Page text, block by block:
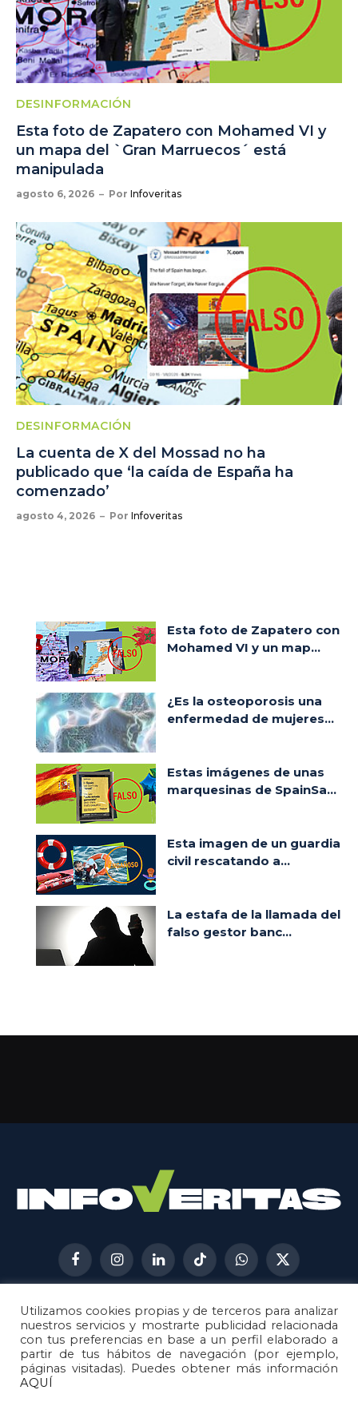
DESINFORMACIÓN
Esta foto de Zapatero con Mohamed VI y
un mapa del `Gran Marruecos´ está
manipulada
agosto 6, 2026 Por Infoveritas
DESINFORMACIÓN
La cuenta de X del Mossad no ha
publicado que ‘la caída de España ha
comenzado’
agosto 4, 2026 Por Infoveritas
Esta foto de Zapatero con
Mohamed VI y un map...
¿Es la osteoporosis una
enfermedad de mujeres...
Estas imágenes de unas
marquesinas de SpainSa...
Esta imagen de un guardia
civil rescatando a...
La estafa de la llamada del
falso gestor banc...
FacebookInstagramLinkedInTikTokWhatsApp
X
(Twitter)
AVISO LEGAL
METODOLOGÍA
POLÍTICA DE COOKIES
POLÍTICA DE CORRECCIONES
Utilizamos cookies propias y de terceros para analizar
nuestros servicios y mostrarte publicidad relacionada
con tus preferencias en base a un perfil elaborado a
partir de tus hábitos de navegación (por ejemplo,
páginas visitadas). Puedes obtener más información
AQUÍ